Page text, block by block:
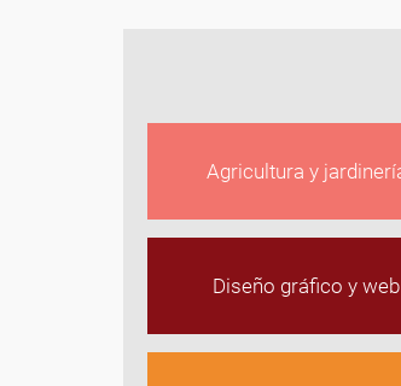
Agricultura y
Diseño gráfico y web